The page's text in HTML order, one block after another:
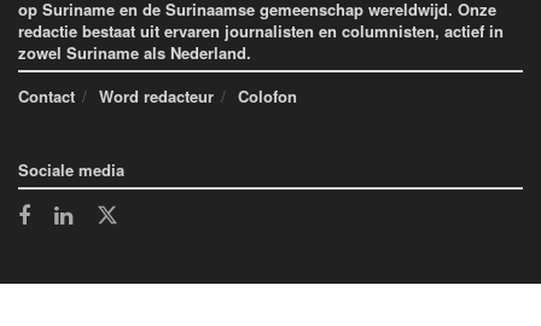
op Suriname en de Surinaamse gemeenschap wereldwijd. Onze
redactie bestaat uit ervaren journalisten en columnisten, actief in
zowel Suriname als Nederland.
Contact
Word redacteur Colofon
Sociale media